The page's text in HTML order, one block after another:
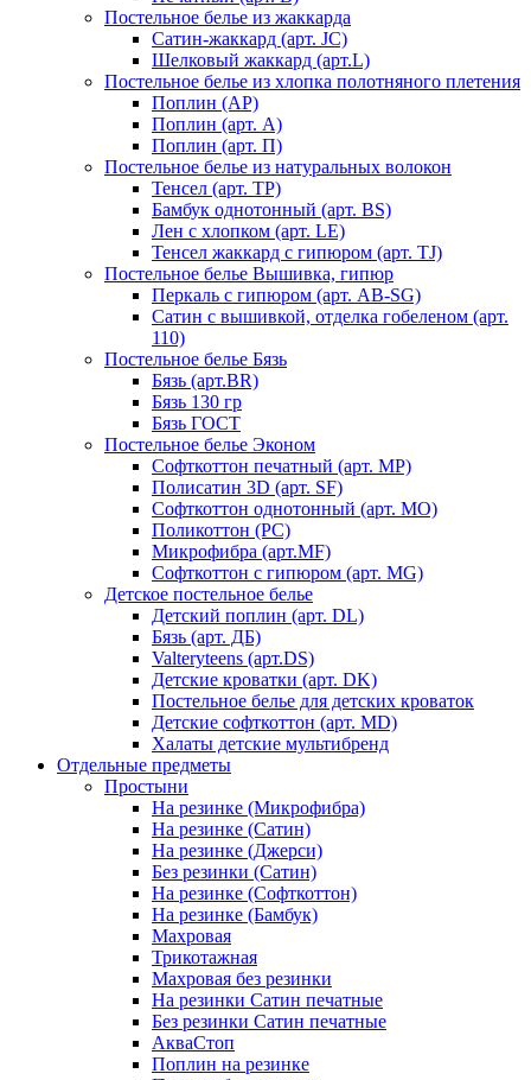
Постельное белье из жаккарда
Сатин-жаккард (арт. JC)
Шелковый жаккард (арт.L)
Постельное белье из хлопка полотняного плетения
Поплин (AP)
Поплин (арт. А)
Поплин (арт. П)
Постельное белье из натуральных волокон
Тенсел (арт. ТР)
Бамбук однотонный (арт. BS)
Лен с хлопком (арт. LE)
Тенсел жаккард с гипюром (арт. TJ)
Постельное белье Вышивка, гипюр
Перкаль с гипюром (арт. AB-SG)
Сатин с вышивкой, отделка гобеленом (арт.
110)
Постельное белье Бязь
Бязь (арт.BR)
Бязь 130 гр
Бязь ГОСТ
Постельное белье Эконом
Софткоттон печатный (арт. MР)
Полисатин 3D (арт. SF)
Софткоттон однотонный (арт. MO)
Поликоттон (PC)
Микрофибра (арт.MF)
Софткоттон с гипюром (арт. MG)
Детское постельное белье
Детский поплин (арт. DL)
Бязь (арт. ДБ)
Valteryteens (арт.DS)
Детские кроватки (арт. DK)
Постельное белье для детских кроваток
Детские софткоттон (арт. MD)
Халаты детские мультибренд
Отдельные предметы
Простыни
На резинке (Микрофибра)
На резинке (Сатин)
На резинке (Джерси)
Без резинки (Сатин)
На резинке (Софткоттон)
На резинке (Бамбук)
Махровая
Трикотажная
Махровая без резинки
На резинки Сатин печатные
Без резинки Сатин печатные
АкваСтоп
Поплин на резинке